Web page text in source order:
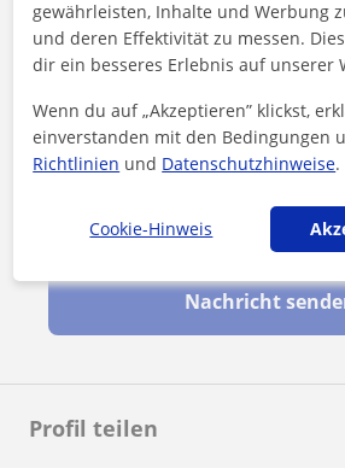
Profil teilen
Durch Klicken auf eine der beiden
unseremImpressumund unserer
Nachricht
gewährleisten, Inhalte und Werbung
und deren Effektivität zu messen.
dir ein besseres Erlebnis auf unserer
Wenn du auf „Akzeptieren” klickst,
einverstanden mit den Bedingungen
Richtlinien und Datenschutzhinweise.
Cookie-Hinweis